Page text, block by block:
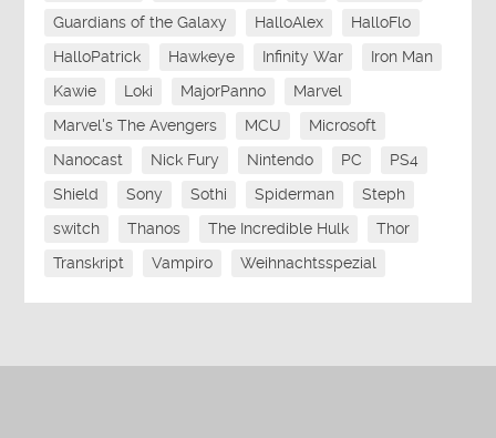
Guardians of the Galaxy
HalloAlex
HalloFlo
HalloPatrick
Hawkeye Infinity War
Iron Man
Kawie
Loki MajorPanno
Marvel
Marvel's The Avengers
MCU
Microsoft
Nanocast
Nick Fury Nintendo PC
PS4
Shield
Sony Sothi Spiderman
Steph
switch
Thanos The Incredible Hulk
Thor
Transkript
Vampiro Weihnachtsspezial